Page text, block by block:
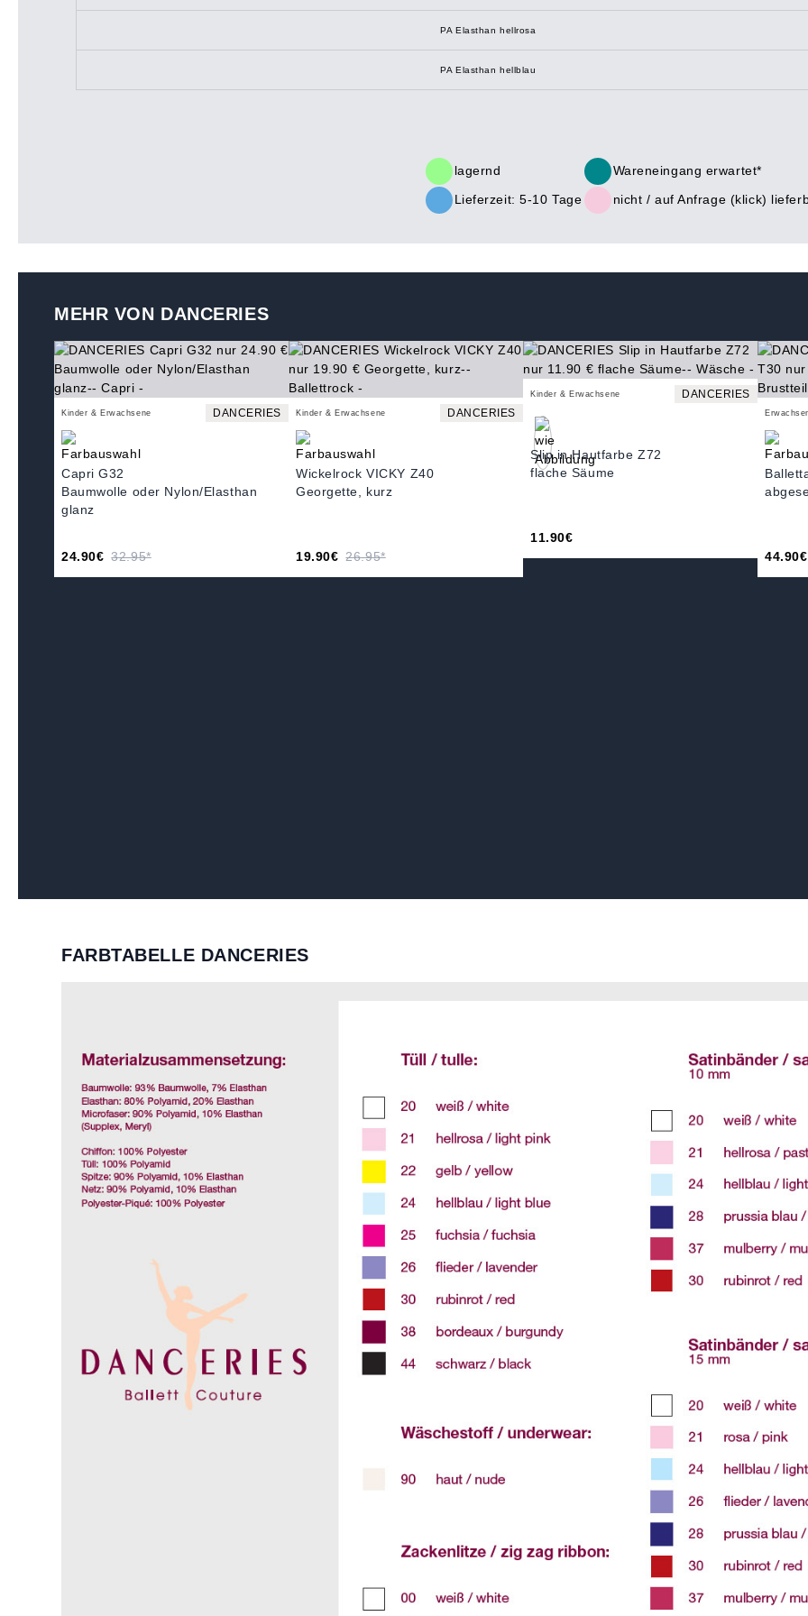
PA Elasthan hellrosa
PA Elasthan hellblau
lagernd
Wareneingang erwartet*
Lieferzeit: 5-10 Tage
nicht / auf Anfrage (klick)
MEHR VON DANCERIES
Kinder & Erwachsene DANCERIES
Capri G32
Baumwolle oder Nylon/Elasthan
glanz
24.90€ 32.95*
Kinder & Erwachsene DANCERIES
Wickelrock VICKY Z40
Georgette, kurz
19.90€ 26.95*
Kinder & Erwachsene DANCERIES
Slip in Hautfarbe Z72
flache Säume
11.90€
44.90€
FARBTABELLE DANCERIES